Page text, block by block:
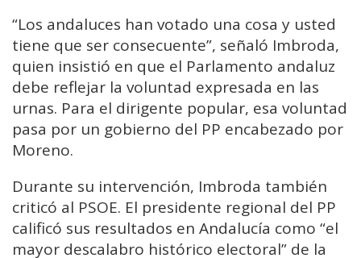
“Los andaluces han votado una cosa y usted
tiene que ser consecuente”, señaló Imbroda,
quien insistió en que el Parlamento andaluz
debe reflejar la voluntad expresada en las
urnas. Para el dirigente popular, esa voluntad
pasa por un gobierno del PP encabezado por
Moreno.
Durante su intervención, Imbroda también
criticó al PSOE. El presidente regional del PP
calificó sus resultados en Andalucía como “el
mayor descalabro histórico electoral” de la